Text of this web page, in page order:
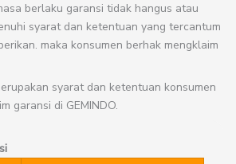
berlaku garansi tidak hangus atau
syarat dan ketentuan yang tercantum
maka konsumen berhak mengklaim
syarat dan ketentuan konsumen
garansi di GEMINDO.